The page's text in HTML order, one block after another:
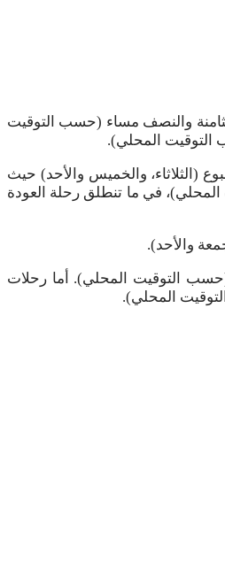
دقيقة بعد الزوال على أن تصل على الساعة الثامنة والنصف مساء (حسب التوقيت
التوقيت المحلي).
في الأسبوع (الثلاثاء، والخميس والأحد) حيث
(حسب التوقيت المحلي)، في ما تنطلق رحلة العودة
والأحد).
دقائق صباحا (حسب التوقيت المحلي). أما رحلات